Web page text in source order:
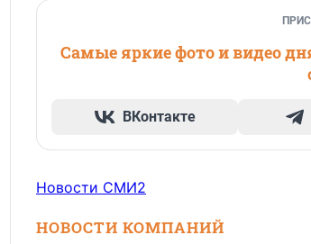
Самые яркие фото и видео
ВКонтакте
Новости СМИ2
НОВОСТИ КОМПАНИЙ